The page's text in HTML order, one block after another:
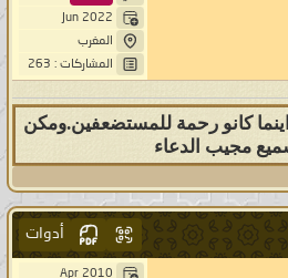
Jun 2022
المغرب
المشاركات : 263
كانو رحمة للمستضعفين.ومكن
مجيب الدعاء
أدوات
Apr 2010